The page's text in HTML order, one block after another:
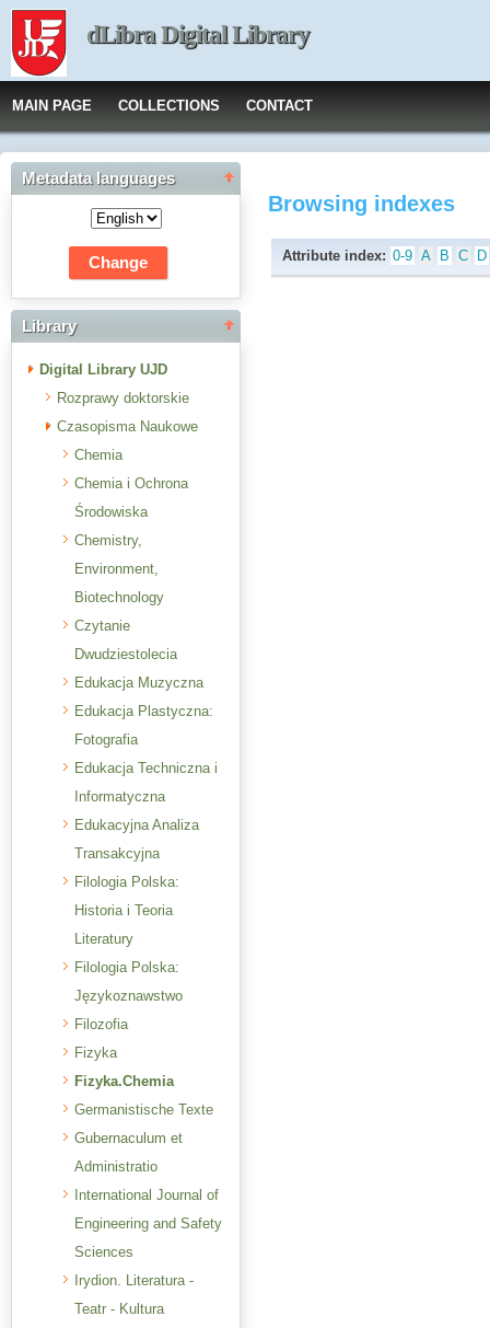
dLibra Digital Library
MAIN PAGE COLLECTIONS CONTACT
Metadata languages
Library
Digital Library UJD
Rozprawy doktorskie
Czasopisma Naukowe
Chemia
Chemia i Ochrona
Środowiska
Chemistry,
Environment,
Biotechnology
Czytanie
Dwudziestolecia
Edukacja Muzyczna
Edukacja Plastyczna:
Fotografia
Edukacja Techniczna i
Informatyczna
Edukacyjna Analiza
Transakcyjna
Filologia Polska:
Historia i Teoria
Literatury
Filologia Polska:
Językoznawstwo
Filozofia
Fizyka
Fizyka.Chemia
Germanistische Texte
Gubernaculum et
Administratio
International Journal of
Engineering and Safety
Sciences
Irydion. Literatura -
Teatr - Kultura
Browsing indexes
Attribute index: 0-9 A B C D